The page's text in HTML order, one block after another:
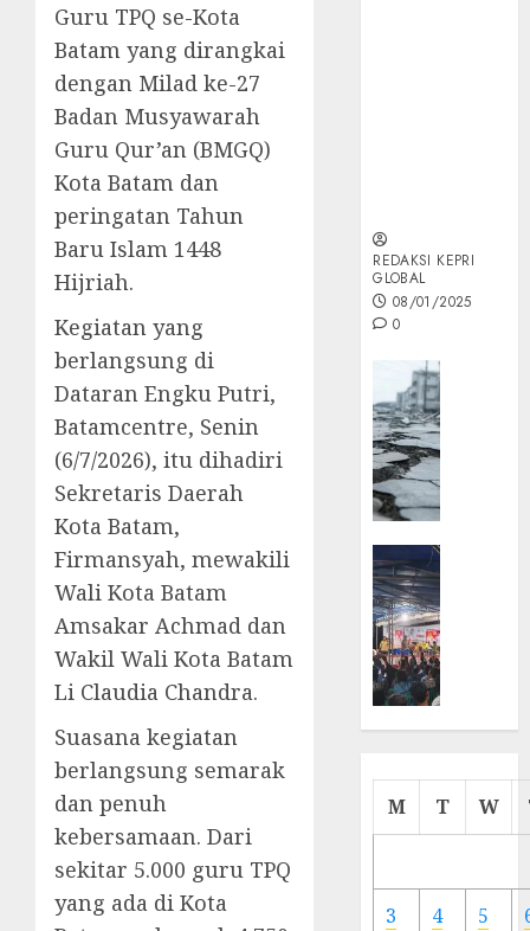
Guru TPQ se-Kota
Batam yang dirangkai
dengan Milad ke-27
Badan Musyawarah
Guru Qur’an (BMGQ)
Kota Batam dan
peringatan Tahun
Baru Islam 1448
Hijriah.
Kegiatan yang
berlangsung di
Dataran Engku Putri,
Batamcentre, Senin
(6/7/2026), itu dihadiri
Sekretaris Daerah
Kota Batam,
Firmansyah, mewakili
Wali Kota Batam
Amsakar Achmad dan
Wakil Wali Kota Batam
Li Claudia Chandra.
Suasana kegiatan
berlangsung semarak
dan penuh
kebersamaan. Dari
sekitar 5.000 guru TPQ
yang ada di Kota
REDAKSI KEPRI
GLOBAL
08/01/2025
0
Cermin
Ibu
M T W
3 4 5